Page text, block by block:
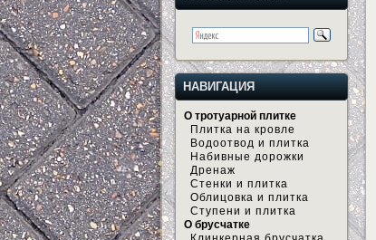
НАВИГАЦИЯ
О тротуарной плитке
Плитка на кровле
Водоотвод и плитка
Набивные дорожки
Дренаж
Стенки и плитка
Облицовка и плитка
Ступени и плитка
О брусчатке